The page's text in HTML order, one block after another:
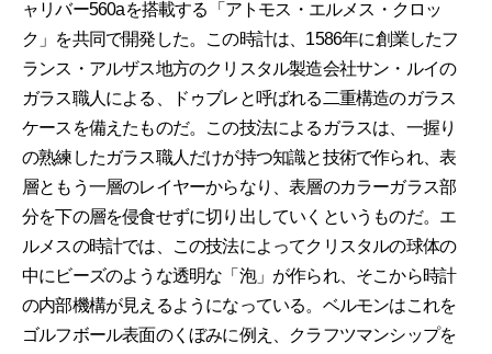
ャリバー560aを搭載する「アトモス・エルメス・クロッ
ク」を共同で開発した。この時計は、1586年に創業したフ
ランス・アルザス地方のクリスタル製造会社サン・ルイの
ガラス職人による、ドゥブレと呼ばれる二重構造のガラス
ケースを備えたものだ。この技法によるガラスは、一握り
の熟練したガラス職人だけが持つ知識と技術で作られ、表
層ともう一層のレイヤーからなり、表層のカラーガラス部
分を下の層を侵食せずに切り出していくというものだ。エ
ルメスの時計では、この技法によってクリスタルの球体の
中にビーズのような透明な「泡」が作られ、そこから時計
の内部機構が見えるようになっている。ベルモンはこれを
ゴルフボール表面のくぼみに例え、クラフツマンシップを